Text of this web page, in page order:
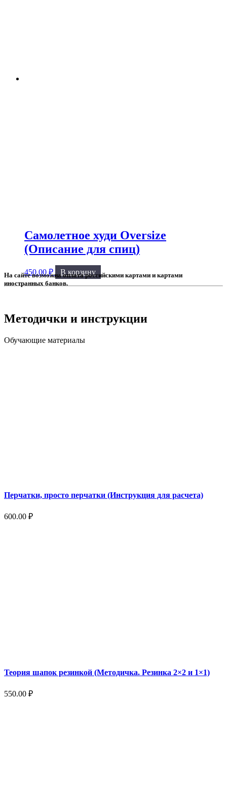
Самолетное худи Oversize
(Описание для спиц)
450.00 ₽ В корзину
Методички и инструкции
Обучающие материалы
Перчатки, просто перчатки (Инструкция для расчета)
600.00 ₽
Теория шапок резинкой (Методичка. Резинка 2×2 и 1×1)
550.00 ₽